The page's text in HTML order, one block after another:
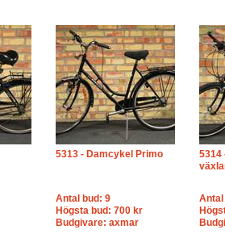
5313 - Damcykel Primo
Antal bud: 9
Högsta bud: 700 kr
Budgivare: axmar
5314
Antal